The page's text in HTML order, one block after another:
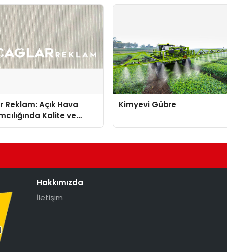
Reklam: Açık Hava
Kalite ve
Öncüsü
Kimyevi Gübre
Hakkımızda
İletişim